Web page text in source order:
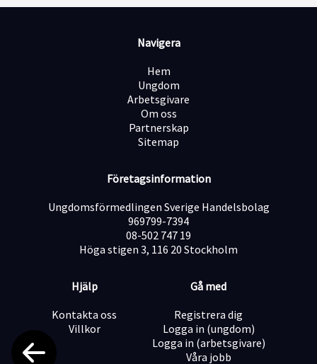
Navigera
Hem
Ungdom
Arbetsgivare
Om oss
Partnerskap
Sitemap
Företagsinformation
Ungdomsförmedlingen Sverige Handelsbolag
969799-7394
08-502 747 19
Höga stigen 3, 116 20 Stockholm
Hjälp
Kontakta oss
Villkor
Gå med
Registrera dig
Logga in (ungdom)
Logga in (arbetsgivare)
Våra jobb